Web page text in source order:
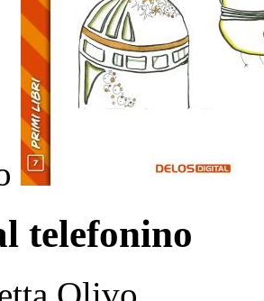
telefonino